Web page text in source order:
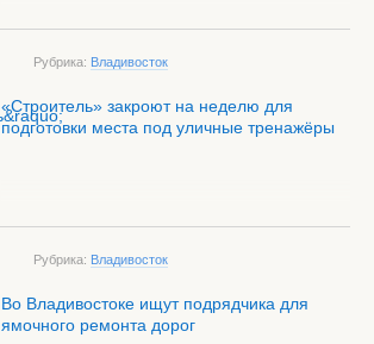
Рубрика: Владивосток
«Строитель» закроют на неделю для
подготовки места под уличные тренажёры
Рубрика: Владивосток
Во Владивостоке ищут подрядчика для
ямочного ремонта дорог